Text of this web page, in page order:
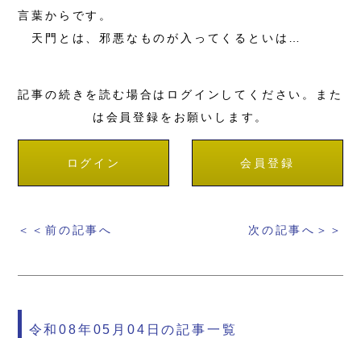
言葉からです。
天門とは、邪悪なものが入ってくるといは…
記事の続きを読む場合はログインしてください。また
は会員登録をお願いします。
ログイン 会員登録
＜＜前の記事へ 次の記事へ＞＞
令和08年05月04日の記事一覧